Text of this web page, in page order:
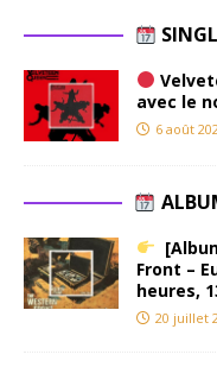
avec le
6 août
Front –
heures,
20 juillet